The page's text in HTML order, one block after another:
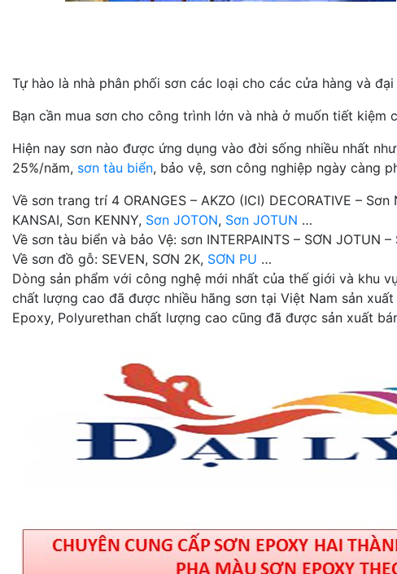
Tự hào là nhà phân phối sơn các loại cho các cửa hàng và
Bạn cần mua sơn cho công trình lớn và nhà ở muốn tiết kiệm
Hiện nay sơn nào được ứng dụng vào đời sống nhiều nhất
25%/năm, sơn tàu biển, bảo vệ, sơn công nghiệp ngày càng
Về sơn trang trí 4 ORANGES – AKZO (ICI) DECORATIVE – Sơn
KANSAI, Sơn KENNY, Sơn JOTON, Sơn JOTUN …
Về sơn tàu biển và bảo Vệ: sơn INTERPAINTS – SƠN JOTUN
Về sơn đồ gỗ: SEVEN, SƠN 2K, SƠN PU …
Dòng sản phẩm với công nghệ mới nhất của thế giới và khu
chất lượng cao đã được nhiều hãng sơn tại Việt Nam sản
Epoxy, Polyurethan chất lượng cao cũng đã được sản xuất